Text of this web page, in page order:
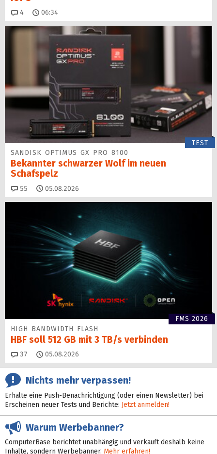
4 Kommentare
06:34
TEST
SANDISK OPTIMUS GX PRO 8100
Bekannter schwarzer Wolf im neuen
Schafspelz
55 Kommentare
05.08.2026
FMS 2026
HIGH BANDWIDTH FLASH
HBF soll 512 GB mit 3 TB/s verbinden
37 Kommentare
05.08.2026
Nichts mehr verpassen!
Erhalte eine Push-Benachrichtigung (oder einen Newsletter) bei
Erscheinen neuer Tests und Berichte: Jetzt anmelden!
Warum Werbebanner?
ComputerBase berichtet unabhängig und verkauft deshalb keine
Inhalte, sondern Werbebanner. Mehr erfahren!